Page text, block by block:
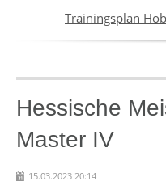
Trainingsplan
Hessische
Master IV
15.03.2023 20:14